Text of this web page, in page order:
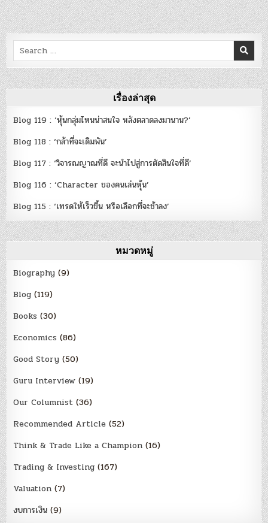
Search
for:
เรื่องล่าสุด
Blog 119 : ‘หุ้นกลุ่มไหนน่าสนใจ หลังตลาดลงมานาน?’
Blog 118 : ‘กล้าที่จะเดิมพัน’
Blog 117 : ‘วิจารณญาณที่ดี จะนำไปสู่การตัดสินใจที่ดี’
Blog 116 : ‘Character ของคนเล่นหุ้น’
Blog 115 : ‘เทรดให้เร็วขึ้น หรือเลือกที่จะช้าลง’
หมวดหมู่
Biography (9)
Blog (119)
Books (30)
Economics (86)
Good Story (50)
Guru Interview (19)
Our Columnist (36)
Recommended Article (52)
Think & Trade Like a Champion (16)
Trading & Investing (167)
Valuation (7)
งบการเงิน (9)